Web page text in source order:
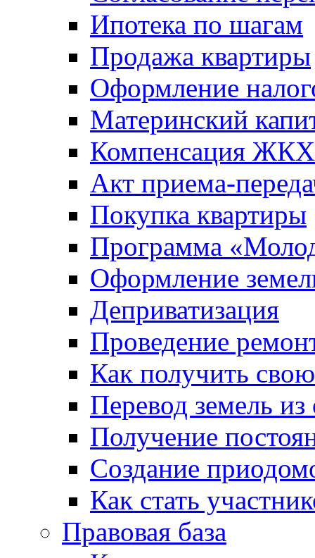
Ипотека по шагам
Продажа квартиры
Оформление
Материнский
Компенсация ЖКХ
Акт приема-
Покупка квартиры
Программа
Оформление
Деприватизация
Проведение
Как получить
Перевод земель
Получение
Создание
Как стать
Правовая база